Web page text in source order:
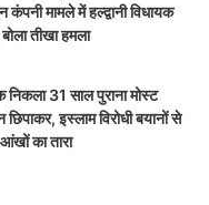
मामले में हल्द्वानी विधायक
तीखा हमला
31 साल पुराना मोस्ट
इस्लाम विरोधी बयानों से
का तारा